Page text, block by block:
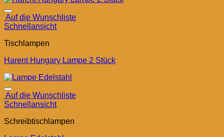
Auf die Wunschliste
Schnellansicht
Tischlampen
Harent Hungary Lampe 2 Stück
Auf die Wunschliste
Schnellansicht
Schreibtischlampen